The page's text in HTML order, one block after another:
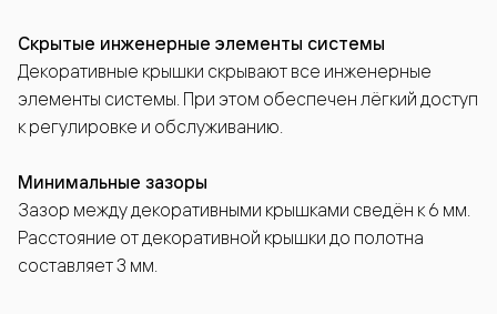
Скрытые инженерные элементы системы
Декоративные крышки скрывают все инженерные
элементы системы. При этом обеспечен лёгкий доступ
к регулировке и обслуживанию.
Минимальные зазоры
Зазор между декоративными крышками сведён к 6 мм.
Расстояние от декоративной крышки до полотна
составляет 3 мм.